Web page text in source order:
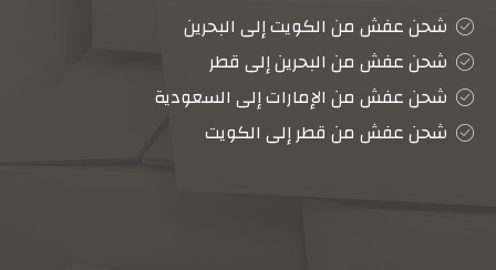
شحن عفش من الكويت إلى البحرين
شحن عفش من البحرين إلى قطر
شحن عفش من الإمارات إلى السعودية
شحن عفش من قطر إلى الكويت